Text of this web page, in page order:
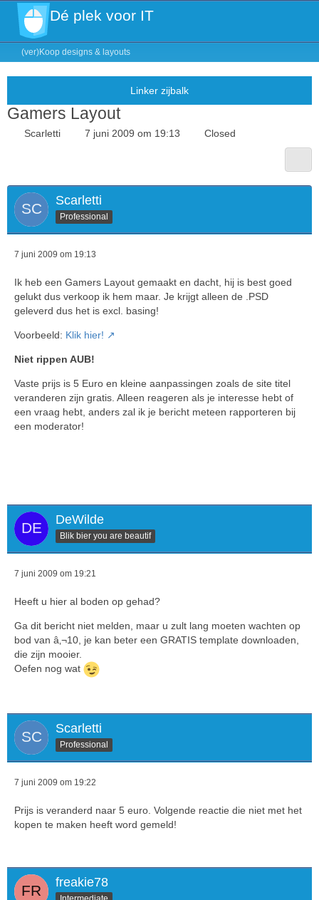
Dé plek voor IT
(ver)Koop designs & layouts
Gamers Layout
Scarletti 7 juni 2009 om 19:13 Closed
Scarletti
Professional
7 juni 2009 om 19:13
Ik heb een Gamers Layout gemaakt en dacht, hij is best goed
gelukt dus verkoop ik hem maar. Je krijgt alleen de .PSD
geleverd dus het is excl. basing!
Voorbeeld: Klik hier!
Niet rippen AUB!
Vaste prijs is 5 Euro en kleine aanpassingen zoals de site titel
veranderen zijn gratis. Alleen reageren als je interesse hebt of
een vraag hebt, anders zal ik je bericht meteen rapporteren bij
een moderator!
DeWilde
Blik bier you are beautif
7 juni 2009 om 19:21
Heeft u hier al boden op gehad?
Ga dit bericht niet melden, maar u zult lang moeten wachten op
bod van â‚¬10, je kan beter een GRATIS template downloaden,
die zijn mooier.
Oefen nog wat
Scarletti
Professional
7 juni 2009 om 19:22
Prijs is veranderd naar 5 euro. Volgende reactie die niet met het
kopen te maken heeft word gemeld!
freakie78